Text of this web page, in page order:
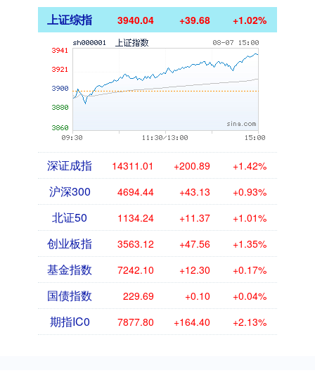
上证综指 3940.04 +39.68 +1.02%
深证成指 14311.01 +200.89 +1.42%
沪深300 4694.44 +43.13 +0.93%
北证50 1134.24 +11.37 +1.01%
创业板指 3563.12 +47.56 +1.35%
基金指数 7242.10 +12.30 +0.17%
国债指数 229.69 +0.10 +0.04%
期指IC0 7877.80 +164.40 +2.13%